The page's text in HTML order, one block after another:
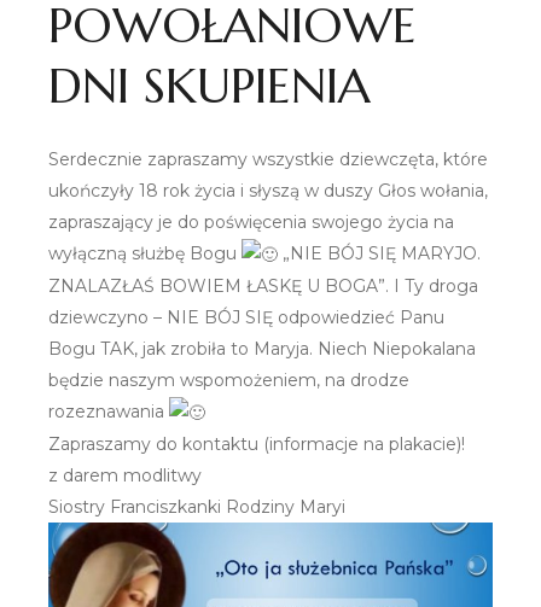
POWOŁANIOWE
DNI SKUPIENIA
Serdecznie zapraszamy wszystkie dziewczęta, które
ukończyły 18 rok życia i słyszą w duszy Głos wołania,
zapraszający je do poświęcenia swojego życia na
wyłączną służbę Bogu
„NIE BÓJ SIĘ MARYJO.
ZNALAZŁAŚ BOWIEM ŁASKĘ U BOGA”. I Ty droga
dziewczyno – NIE BÓJ SIĘ odpowiedzieć Panu
Bogu TAK, jak zrobiła to Maryja. Niech Niepokalana
będzie naszym wspomożeniem, na drodze
rozeznawania
Zapraszamy do kontaktu (informacje na plakacie)!
z darem modlitwy
Siostry Franciszkanki Rodziny Maryi